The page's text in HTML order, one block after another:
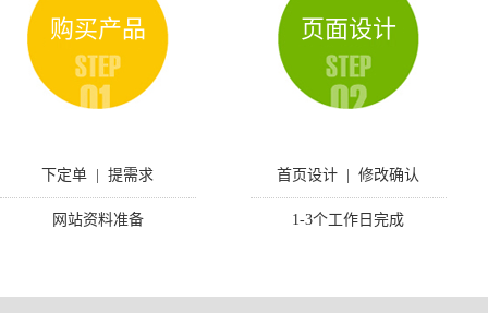
购买产品
下定单 | 提需求
网站资料准备
页面设计
首页设计 | 修改确认
1-3个工作日完成